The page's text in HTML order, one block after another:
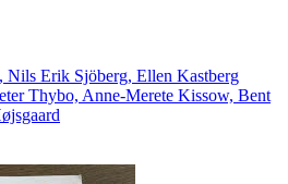
Erik Sjöberg, Ellen Kastberg
Thybo, Anne-Merete Kissow, Bent